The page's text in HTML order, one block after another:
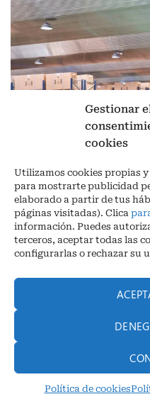
Gestionar
cookies
Utilizamos cookies propias
para mostrarte publicidad
elaborado a partir de tus
páginas visitadas). Clica
información. Puedes
terceros, aceptar todas las
configurarlas o rechazar su
Política de cookies
Aviso legal|Política
Ctra. A-3132, De Aguilar a A-
COORDENADAS: Latitud:
info@infrico.com Infrico SL